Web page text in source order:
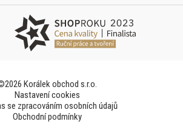
Korálek obchod s.r.o.
Nastavení cookies
se zpracováním osobních údajů
Obchodní podmínky